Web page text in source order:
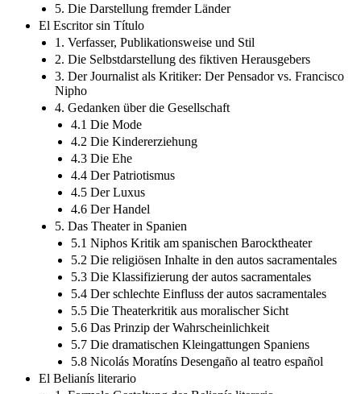
5. Die Darstellung fremder Länder
El Escritor sin Título
1. Verfasser, Publikationsweise und Stil
2. Die Selbstdarstellung des fiktiven Herausgebers
3. Der Journalist als Kritiker: Der Pensador vs. Francisco
Nipho
4. Gedanken über die Gesellschaft
4.1 Die Mode
4.2 Die Kindererziehung
4.3 Die Ehe
4.4 Der Patriotismus
4.5 Der Luxus
4.6 Der Handel
5. Das Theater in Spanien
5.1 Niphos Kritik am spanischen Barocktheater
5.2 Die religiösen Inhalte in den autos sacramentales
5.3 Die Klassifizierung der autos sacramentales
5.4 Der schlechte Einfluss der autos sacramentales
5.5 Die Theaterkritik aus moralischer Sicht
5.6 Das Prinzip der Wahrscheinlichkeit
5.7 Die dramatischen Kleingattungen Spaniens
5.8 Nicolás Moratíns Desengaño al teatro español
El Belianís literario